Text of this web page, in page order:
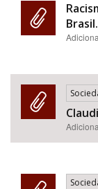
Brasil.